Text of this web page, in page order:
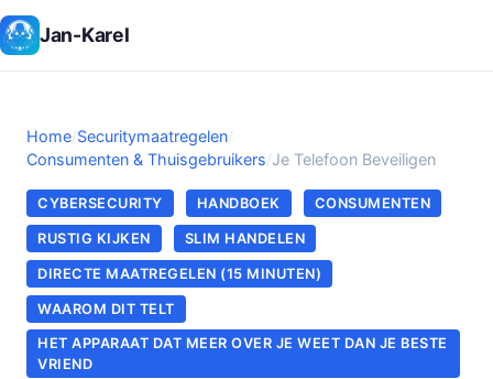
Jan-Karel
Home/Securitymaatregelen/
Consumenten & Thuisgebruikers/Je Telefoon Beveiligen
CYBERSECURITY HANDBOEK CONSUMENTEN
RUSTIG KIJKEN SLIM HANDELEN
DIRECTE MAATREGELEN (15 MINUTEN)
WAAROM DIT TELT
HET APPARAAT DAT MEER OVER JE WEET DAN JE BESTE
VRIEND